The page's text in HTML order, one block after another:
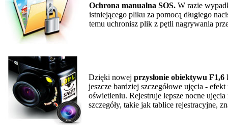
Ochrona manualna SOS. W razie
istniejącego pliku za pomocą długiego
temu uchronisz plik z pętli nagrywania
Dzięki nowej przysłonie obiektywu F1,6
jeszcze bardziej szczegółowe ujęcia -
oświetleniu. Rejestruje lepsze nocne
szczegóły, takie jak tablice rejestracyjne,